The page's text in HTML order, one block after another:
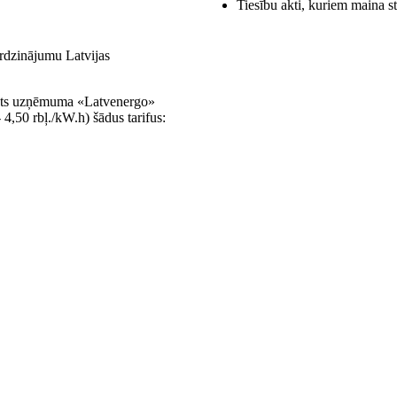
Latvijas
uzņēmuma «Latvenergo»
rbļ./kW.h) šādus tarifus:
Tiesību akti, kuriem maina